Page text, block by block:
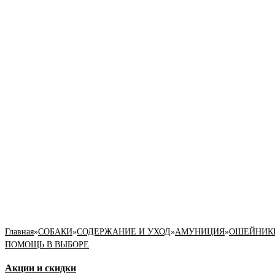
Главная»СОБАКИ»СОДЕРЖАНИЕ И УХОД»АМУНИЦИЯ»
ПОМОЩЬ В ВЫБОРЕ
Акции и скидки